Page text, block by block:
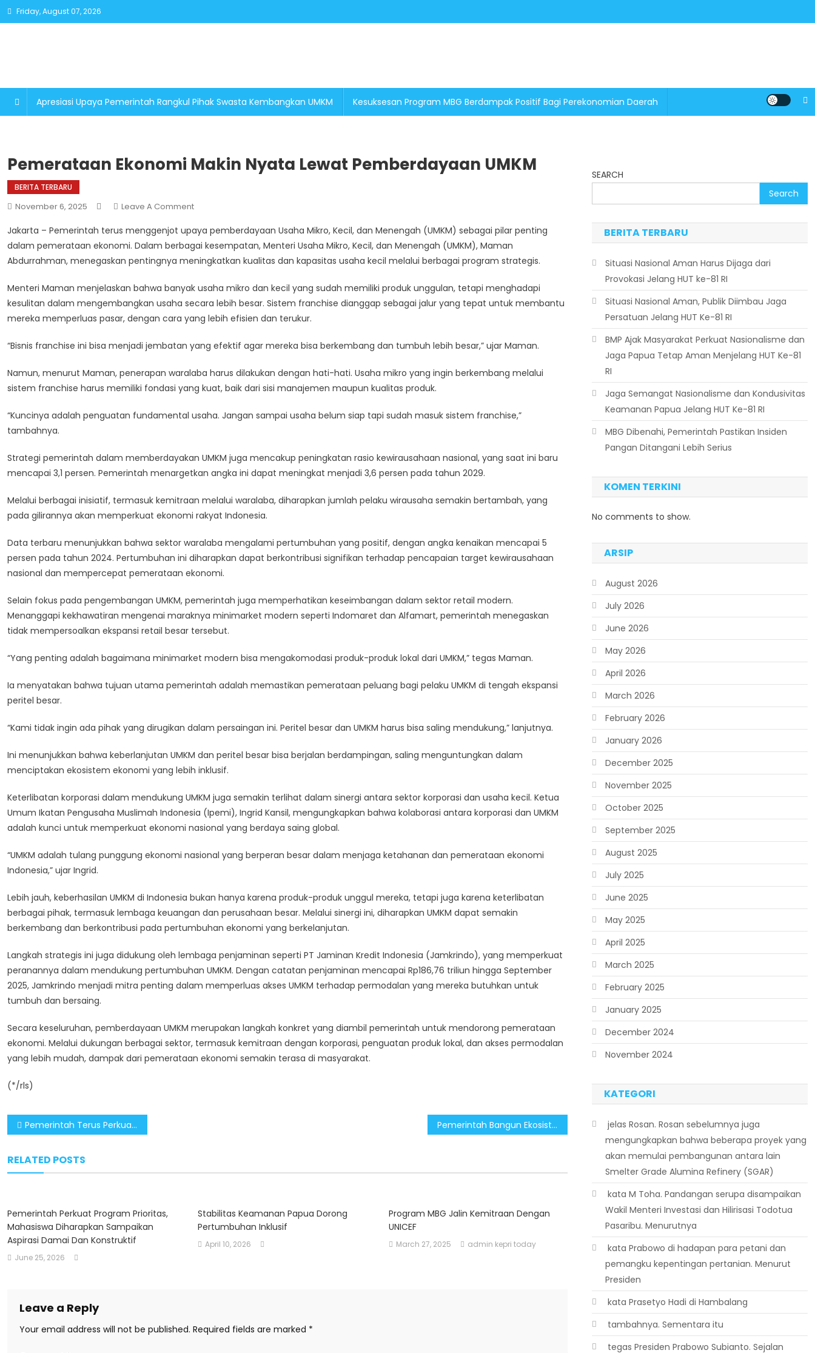
Skip
to
Friday, August 07, 2026
Apresiasi Upaya Pemerintah Rangkul Pihak Swasta Kembangkan UMKM Kesuksesan Program MBG Berdampak Positif Bagi Perekonomian Daerah
Pemerataan Ekonomi Makin Nyata Lewat Pemberdayaan UMKM
BERITA TERBARU
November 6, 2025 Leave A CommentOn
Ekonomi
Makin
Nyata
Pemberdayaan
UMKM
Jakarta – Pemerintah terus menggenjot upaya pemberdayaan Usaha Mikro, Kecil, dan Menengah (UMKM) sebagai pilar penting
dalam pemerataan ekonomi. Dalam berbagai kesempatan, Menteri Usaha Mikro, Kecil, dan Menengah (UMKM), Maman
Abdurrahman, menegaskan pentingnya meningkatkan kualitas dan kapasitas usaha kecil melalui berbagai program strategis.
Menteri Maman menjelaskan bahwa banyak usaha mikro dan kecil yang sudah memiliki produk unggulan, tetapi menghadapi
kesulitan dalam mengembangkan usaha secara lebih besar. Sistem franchise dianggap sebagai jalur yang tepat untuk membantu
mereka memperluas pasar, dengan cara yang lebih efisien dan terukur.
“Bisnis franchise ini bisa menjadi jembatan yang efektif agar mereka bisa berkembang dan tumbuh lebih besar,” ujar Maman.
Namun, menurut Maman, penerapan waralaba harus dilakukan dengan hati-hati. Usaha mikro yang ingin berkembang melalui
sistem franchise harus memiliki fondasi yang kuat, baik dari sisi manajemen maupun kualitas produk.
“Kuncinya adalah penguatan fundamental usaha. Jangan sampai usaha belum siap tapi sudah masuk sistem franchise,”
tambahnya.
Strategi pemerintah dalam memberdayakan UMKM juga mencakup peningkatan rasio kewirausahaan nasional, yang saat ini baru
mencapai 3,1 persen. Pemerintah menargetkan angka ini dapat meningkat menjadi 3,6 persen pada tahun 2029.
Melalui berbagai inisiatif, termasuk kemitraan melalui waralaba, diharapkan jumlah pelaku wirausaha semakin bertambah, yang
pada gilirannya akan memperkuat ekonomi rakyat Indonesia.
Data terbaru menunjukkan bahwa sektor waralaba mengalami pertumbuhan yang positif, dengan angka kenaikan mencapai 5
persen pada tahun 2024. Pertumbuhan ini diharapkan dapat berkontribusi signifikan terhadap pencapaian target kewirausahaan
nasional dan mempercepat pemerataan ekonomi.
Selain fokus pada pengembangan UMKM, pemerintah juga memperhatikan keseimbangan dalam sektor retail modern.
Menanggapi kekhawatiran mengenai maraknya minimarket modern seperti Indomaret dan Alfamart, pemerintah menegaskan
tidak mempersoalkan ekspansi retail besar tersebut.
“Yang penting adalah bagaimana minimarket modern bisa mengakomodasi produk-produk lokal dari UMKM,” tegas Maman.
Ia menyatakan bahwa tujuan utama pemerintah adalah memastikan pemerataan peluang bagi pelaku UMKM di tengah ekspansi
peritel besar.
“Kami tidak ingin ada pihak yang dirugikan dalam persaingan ini. Peritel besar dan UMKM harus bisa saling mendukung,” lanjutnya.
Ini menunjukkan bahwa keberlanjutan UMKM dan peritel besar bisa berjalan berdampingan, saling menguntungkan dalam
menciptakan ekosistem ekonomi yang lebih inklusif.
Keterlibatan korporasi dalam mendukung UMKM juga semakin terlihat dalam sinergi antara sektor korporasi dan usaha kecil. Ketua
Umum Ikatan Pengusaha Muslimah Indonesia (Ipemi), Ingrid Kansil, mengungkapkan bahwa kolaborasi antara korporasi dan UMKM
adalah kunci untuk memperkuat ekonomi nasional yang berdaya saing global.
“UMKM adalah tulang punggung ekonomi nasional yang berperan besar dalam menjaga ketahanan dan pemerataan ekonomi
Indonesia,” ujar Ingrid.
Lebih jauh, keberhasilan UMKM di Indonesia bukan hanya karena produk-produk unggul mereka, tetapi juga karena keterlibatan
berbagai pihak, termasuk lembaga keuangan dan perusahaan besar. Melalui sinergi ini, diharapkan UMKM dapat semakin
berkembang dan berkontribusi pada pertumbuhan ekonomi yang berkelanjutan.
Langkah strategis ini juga didukung oleh lembaga penjaminan seperti PT Jaminan Kredit Indonesia (Jamkrindo), yang memperkuat
peranannya dalam mendukung pertumbuhan UMKM. Dengan catatan penjaminan mencapai Rp186,76 triliun hingga September
2025, Jamkrindo menjadi mitra penting dalam memperluas akses UMKM terhadap permodalan yang mereka butuhkan untuk
tumbuh dan bersaing.
Secara keseluruhan, pemberdayaan UMKM merupakan langkah konkret yang diambil pemerintah untuk mendorong pemerataan
ekonomi. Melalui dukungan berbagai sektor, termasuk kemitraan dengan korporasi, penguatan produk lokal, dan akses permodalan
yang lebih mudah, dampak dari pemerataan ekonomi semakin terasa di masyarakat.
(*/rls)
Post
Pemerintah Terus Perkuat UMKM Sebagai Penggerak Pemerataan Ekonomi Pemerintah Bangun Ekosistem UMKM untuk Perkuat Pemerataan Ekonomi
RELATED POSTS
Pemerintah Perkuat Program Prioritas,
Mahasiswa Diharapkan Sampaikan
Aspirasi Damai Dan Konstruktif
June 25, 2026
Stabilitas Keamanan Papua Dorong
Pertumbuhan Inklusif
April 10, 2026
Program MBG Jalin Kemitraan Dengan
UNICEF
March 27, 2025 admin kepri today
Leave a Reply
Your email address will not be published. Required fields are marked *
SEARCH
Search
BERITA TERBARU
Situasi Nasional Aman Harus Dijaga dari
Provokasi Jelang HUT ke-81 RI
Situasi Nasional Aman, Publik Diimbau Jaga
Persatuan Jelang HUT Ke-81 RI
BMP Ajak Masyarakat Perkuat Nasionalisme dan
Jaga Papua Tetap Aman Menjelang HUT Ke-81
RI
Jaga Semangat Nasionalisme dan Kondusivitas
Keamanan Papua Jelang HUT Ke-81 RI
MBG Dibenahi, Pemerintah Pastikan Insiden
Pangan Ditangani Lebih Serius
KOMEN TERKINI
No comments to show.
ARSIP
August 2026
July 2026
June 2026
May 2026
April 2026
March 2026
February 2026
January 2026
December 2025
November 2025
October 2025
September 2025
August 2025
July 2025
June 2025
May 2025
April 2025
March 2025
February 2025
January 2025
December 2024
November 2024
KATEGORI
 jelas Rosan. Rosan sebelumnya juga
mengungkapkan bahwa beberapa proyek yang
akan memulai pembangunan antara lain
Smelter Grade Alumina Refinery (SGAR)
 kata M Toha. Pandangan serupa disampaikan
Wakil Menteri Investasi dan Hilirisasi Todotua
Pasaribu. Menurutnya
 kata Prabowo di hadapan para petani dan
pemangku kepentingan pertanian. Menurut
Presiden
 kata Prasetyo Hadi di Hambalang
 tambahnya. Sementara itu
 tegas Presiden Prabowo Subianto. Sejalan